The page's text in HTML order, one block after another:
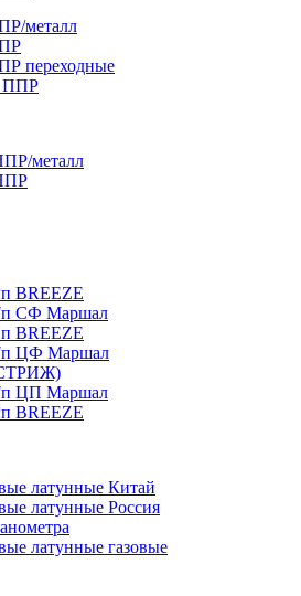
металл
переходные
ППР
металл
BREEZE
СФ Маршал
BREEZE
ЦФ Маршал
ЦП Маршал
BREEZE
латунные Китай
латунные Россия
латунные газовые